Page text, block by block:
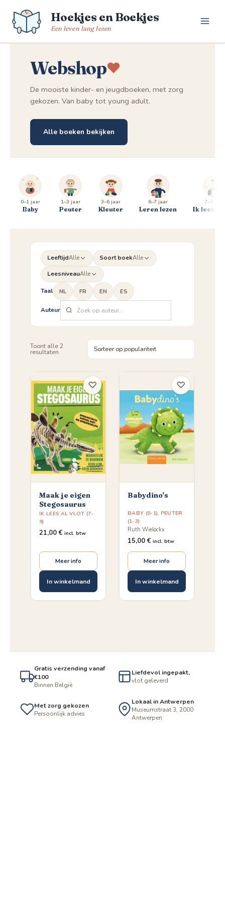
naar
Hoekjes en Boekjes
Een leven lang lezen
Webshop
De mooiste kinder- en jeugdboeken, met zorg
gekozen. Van baby tot young adult.
Alle boeken bekijken
0–1 jaar
Baby
1–3 jaar
Peuter
3–6 jaar
Kleuter
6–7 jaar
Leren lezen
7–9 jaar
Ik lees al
LeeftijdAlle Soort boekAlle
LeesniveauAlle
Taal NL FR EN ES
Auteur
Toont alle 2
resultaten
Maak je eigen
Stegosaurus
IK LEES AL VLOT (7-
9)
21,00 € incl. btw
Meer info
In winkelmand
♡
Babydino's
BABY (0-1), PEUTER
(1-3)
Ruth Wielockx
15,00 € incl. btw
Meer info
In winkelmand
♡
Gratis verzending vanaf
€100
Binnen België
Liefdevol ingepakt,
vlot geleverd
Met zorg gekozen
Persoonlijk advies
Lokaal in Antwerpen
Museumstraat 3, 2000
Antwerpen